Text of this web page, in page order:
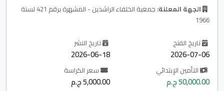
الجهة المعلنة:
جمعية الخلفاء الراشدين - المشهرة برقم 421 لسنة
1966
تاريخ الفتح
2026-07-06
تاريخ النشر
2026-06-18
التأمين الإبتدائي
50,000.00 ج.م
سعر الكراسة
5,000.00 ج.م